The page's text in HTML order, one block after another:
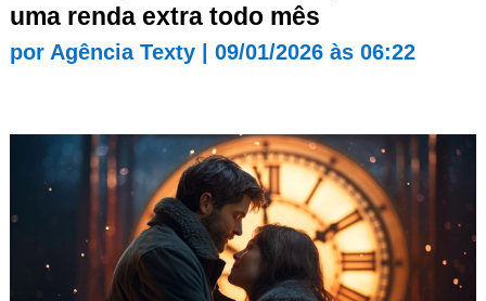
uma renda extra todo mês
por Agência Texty| 09/01/2026 às 06:22